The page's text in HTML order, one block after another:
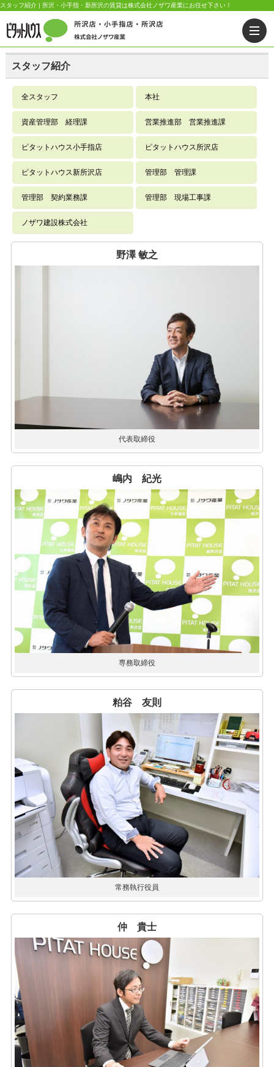
スタッフ紹介 | 所沢・小手指・新所沢の賃貸は株式会社ノザワ産業にお任せ下さい！
スタッフ紹介
全スタッフ 本社
資産管理部 経理課 営業推進部 営業推進課
ピタットハウス小手指店 ピタットハウス所沢店
ピタットハウス新所沢店 管理部 管理課
管理部 契約業務課 管理部 現場工事課
ノザワ建設株式会社
野澤 敏之
代表取締役
嶋内 紀光
専務取締役
粕谷 友則
常務執行役員
仲 貴士